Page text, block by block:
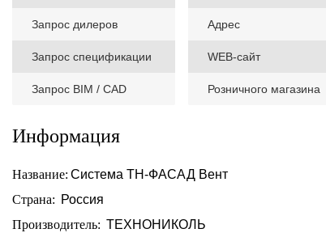
Запрос дилеров
Запрос спецификации
Запрос BIM / CAD
Адрес
WEB-сайт
Розничного магазина
Информация
Название: Система ТН-ФАСАД Вент
Страна: Россия
Производитель: ТЕХНОНИКОЛЬ